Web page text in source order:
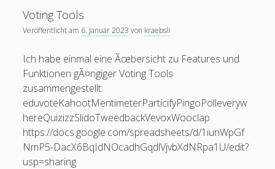
Literaturkarte Ruhr
Open RUB
Tangoevino
Erik Grundmann
Bildungspraxis
28. Februar 2024
Ich glaube nicht, dass KI alles von selbst macht, vielmehr
heißt es in meinem zitierten Blogbeitrag: "Diese KI-
Tutoren können einen…
Test:
Juristischer
Fall:
Chat-
GPT
ihn
lÃ¶sen?
Voting Tools
Veröffentlicht am 6. Januar 2023 von kraebsli
Ich habe einmal eine Ãœbersicht zu Features und
Funktionen gÃ¤ngiger Voting Tools
zusammengestellt:
eduvoteKahootMentimeterParticifyPingoPolleveryw
hereQuizizzSlidoTweedbackVevoxWooclap
https://docs.google.com/spreadsheets/d/1iunWpGf
NmP5-DacX6BqIdNOcadhGqdlVjvbXdNRpa1U/edit?
usp=sharing